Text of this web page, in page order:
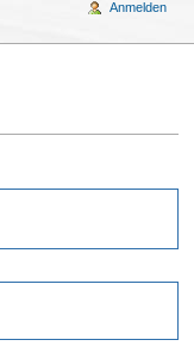
Anmelden